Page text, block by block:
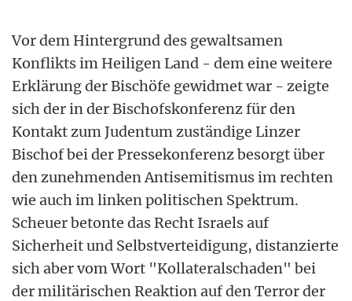
Vor dem Hintergrund des gewaltsamen
Konflikts im Heiligen Land - dem eine weitere
Erklärung der Bischöfe gewidmet war - zeigte
sich der in der Bischofskonferenz für den
Kontakt zum Judentum zuständige Linzer
Bischof bei der Pressekonferenz besorgt über
den zunehmenden Antisemitismus im rechten
wie auch im linken politischen Spektrum.
Scheuer betonte das Recht Israels auf
Sicherheit und Selbstverteidigung, distanzierte
sich aber vom Wort "Kollateralschaden" bei
der militärischen Reaktion auf den Terror der